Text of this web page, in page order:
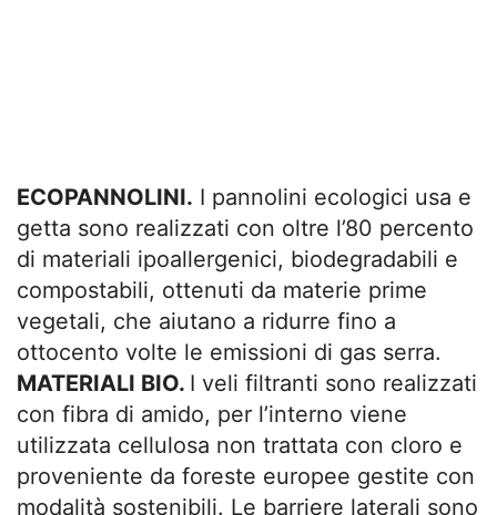
ECOPANNOLINI. I pannolini ecologici usa e
getta sono realizzati con oltre l’80 percento
di materiali ipoallergenici, biodegradabili e
compostabili, ottenuti da materie prime
vegetali, che aiutano a ridurre fino a
ottocento volte le emissioni di gas serra.
MATERIALI BIO. I veli filtranti sono realizzati
con fibra di amido, per l’interno viene
utilizzata cellulosa non trattata con cloro e
proveniente da foreste europee gestite con
modalità sostenibili. Le barriere laterali sono